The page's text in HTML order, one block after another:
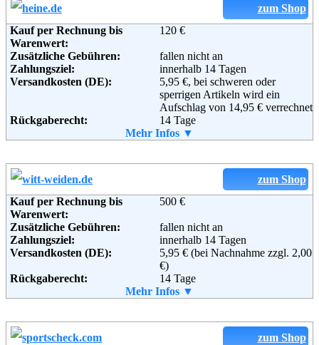
Weiterführende
Informationen:
Weitere Zahlungsmethoden:
Adresse:
Mirapodo GmbH
c/o Baur FullfillmentSolutions
GmbH
Michael-Dechant-Str.11
96260 Weismain
Telefon:
+49 (0)800 - 585 5000
+49 (0)800 - 585 5001
Weiterführende
Informationen:
Blog,
zum Shop
Kauf per Rechnung bis
Warenwert:
120 €
Zusätzliche Gebühren:
fallen nicht an
Zahlungsziel:
innerhalb 14 Tagen
Versandkosten (DE):
5,95 €, bei schweren oder
sperrigen Artikeln wird ein
Aufschlag von 14,95 € verrechnet
Rückgaberecht:
14 Tage
Ja
Weitere Zahlungsmethoden:
Adresse:
Heinrich Heine GmbH
D-76135 Karlsruhe
Telefon:
0180–53636
Fax:
+49-(0)721-991 1919
info@heine.de
Soziale Kanäle:
Informationen:
Mehr Infos ▼
zum Shop
Kauf per Rechnung bis
Warenwert:
500 €
Zusätzliche Gebühren:
fallen nicht an
Zahlungsziel:
innerhalb 14 Tagen
Versandkosten (DE):
5,95 € (bei Nachnahme zzgl. 2,00
€)
Rückgaberecht:
14 Tage
Ja
Weitere Zahlungsmethoden:
Mehr Infos ▼
zum Shop